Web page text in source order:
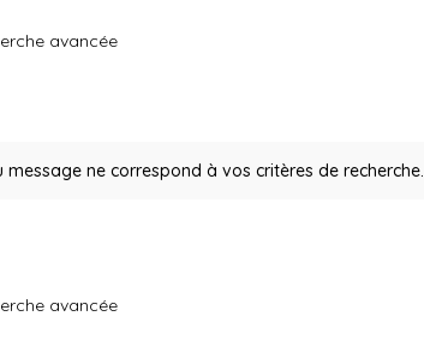
avancée
message ne correspond à vos critères de recherche.
avancée